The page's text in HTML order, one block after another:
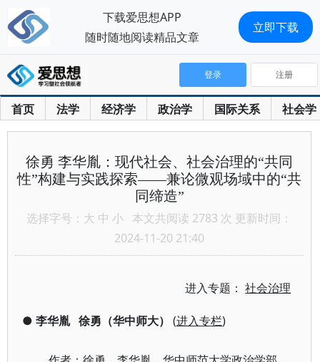
首页 法学 经济学 政治学 国际关系 社会学
登录 注册
徐勇 李华胤：现代社会、社会治理的“共同
性”构建与实践探索——兼论微观场域中的“共
同缔造”
选择字号： 大 中 小 本文共阅读 2783 次 更新时间：
2024-11-20 21:40
进入专题：社会治理
● 李华胤 徐勇（华中师大） (进入专栏)
下载爱思想APP
随时随地阅读精品文章
立即下载